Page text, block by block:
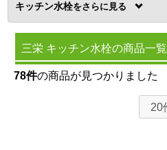
キッチン水栓を
三栄 キッチン水栓の商品一覧
78件の商品が見つかりました